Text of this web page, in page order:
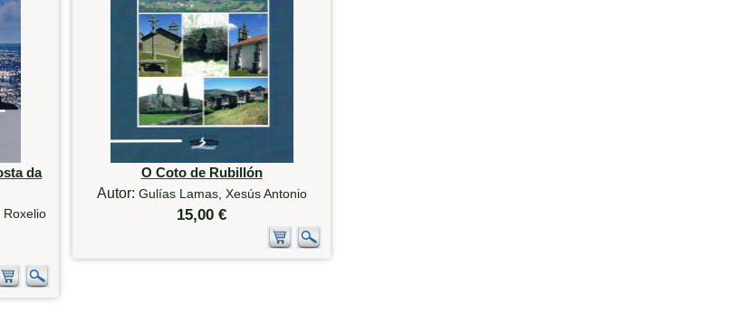
da
Roxelio
O Coto de Rubillón
Autor: Gulías Lamas, Xesús Antonio
15,00 €